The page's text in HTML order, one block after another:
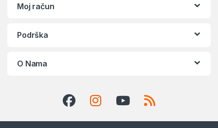
Moj račun
Podrška
O Nama